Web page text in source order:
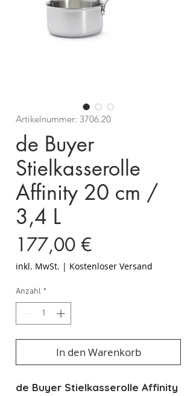
Artikelnummer: 3706.20
de Buyer
Stielkasserolle
Affinity 20 cm /
3,4 L
177,00 €Preis
inkl. MwSt. | Kostenloser Versand
Anzahl *
In den Warenkorb
de Buyer Stielkasserolle Affinity